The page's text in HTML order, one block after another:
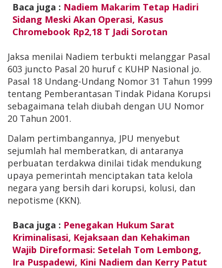
Baca juga : Nadiem Makarim Tetap Hadiri
Sidang Meski Akan Operasi, Kasus
Chromebook Rp2,18 T Jadi Sorotan
Jaksa menilai Nadiem terbukti melanggar Pasal
603 juncto Pasal 20 huruf c KUHP Nasional jo.
Pasal 18 Undang-Undang Nomor 31 Tahun 1999
tentang Pemberantasan Tindak Pidana Korupsi
sebagaimana telah diubah dengan UU Nomor
20 Tahun 2001.
Dalam pertimbangannya, JPU menyebut
sejumlah hal memberatkan, di antaranya
perbuatan terdakwa dinilai tidak mendukung
upaya pemerintah menciptakan tata kelola
negara yang bersih dari korupsi, kolusi, dan
nepotisme (KKN).
Baca juga : Penegakan Hukum Sarat
Kriminalisasi, Kejaksaan dan Kehakiman
Wajib Direformasi: Setelah Tom Lembong,
Ira Puspadewi, Kini Nadiem dan Kerry Patut